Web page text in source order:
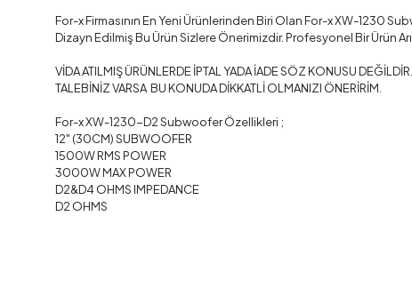
For-x Firmasının En Yeni Ürünlerinden Biri Olan For-x XW-1230
Dizayn Edilmiş Bu Ürün Sizlere Önerimizdir. Profesyonel Bir Ürün
VİDA ATILMIŞ ÜRÜNLERDE İPTAL YADA İADE SÖZ KONUSU
TALEBİNİZ VARSA BU KONUDA DİKKATLİ OLMANIZI ÖNERİRİM.
For-x XW-1230-D2 Subwoofer Özellikleri ;
12" (30CM) SUBWOOFER
1500W RMS POWER
3000W MAX POWER
D2&D4 OHMS IMPEDANCE
D2 OHMS